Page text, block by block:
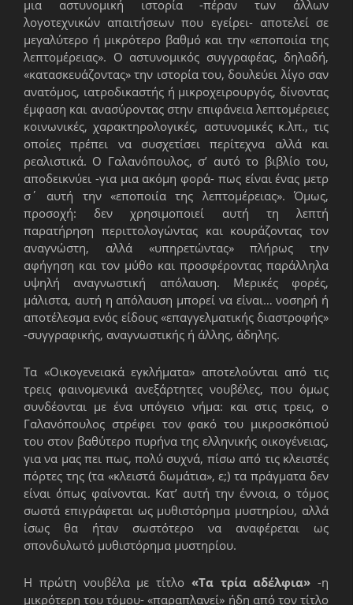
μια αστυνομική ιστορία -πέραν των άλλων
λογοτεχνικών απαιτήσεων που εγείρει- αποτελεί σε
μεγαλύτερο ή μικρότερο βαθμό και την «εποποιία της
λεπτομέρειας». Ο αστυνομικός συγγραφέας, δηλαδή,
«κατασκευάζοντας» την ιστορία του, δουλεύει λίγο σαν
ανατόμος, ιατροδικαστής ή μικροχειρουργός, δίνοντας
έμφαση και ανασύροντας στην επιφάνεια λεπτομέρειες
κοινωνικές, χαρακτηρολογικές, αστυνομικές κ.λπ., τις
οποίες πρέπει να συσχετίσει περίτεχνα αλλά και
ρεαλιστικά. Ο Γαλανόπουλος, σ’ αυτό το βιβλίο του,
αποδεικνύει -για μια ακόμη φορά- πως είναι ένας μετρ
σ΄ αυτή την «εποποιία της λεπτομέρειας». Όμως,
προσοχή: δεν χρησιμοποιεί αυτή τη λεπτή
παρατήρηση περιττολογώντας και κουράζοντας τον
αναγνώστη, αλλά «υπηρετώντας» πλήρως την
αφήγηση και τον μύθο και προσφέροντας παράλληλα
υψηλή αναγνωστική απόλαυση. Μερικές φορές,
μάλιστα, αυτή η απόλαυση μπορεί να είναι… νοσηρή ή
αποτέλεσμα ενός είδους «επαγγελματικής διαστροφής»
-συγγραφικής, αναγνωστικής ή άλλης, άδηλης.
Τα «Οικογενειακά εγκλήματα» αποτελούνται από τις
τρεις φαινομενικά ανεξάρτητες νουβέλες, που όμως
συνδέονται με ένα υπόγειο νήμα: και στις τρεις, ο
Γαλανόπουλος στρέφει τον φακό του μικροσκόπιού
του στον βαθύτερο πυρήνα της ελληνικής οικογένειας,
για να μας πει πως, πολύ συχνά, πίσω από τις κλειστές
πόρτες της (τα «κλειστά δωμάτια», ε;) τα πράγματα δεν
είναι όπως φαίνονται. Κατ’ αυτή την έννοια, ο τόμος
σωστά επιγράφεται ως μυθιστόρημα μυστηρίου, αλλά
ίσως θα ήταν σωστότερο να αναφέρεται ως
σπονδυλωτό μυθιστόρημα μυστηρίου.
Η πρώτη νουβέλα με τίτλο «Τα τρία αδέλφια» -η
μικρότερη του τόμου- «παραπλανεί» ήδη από τον τίτλο